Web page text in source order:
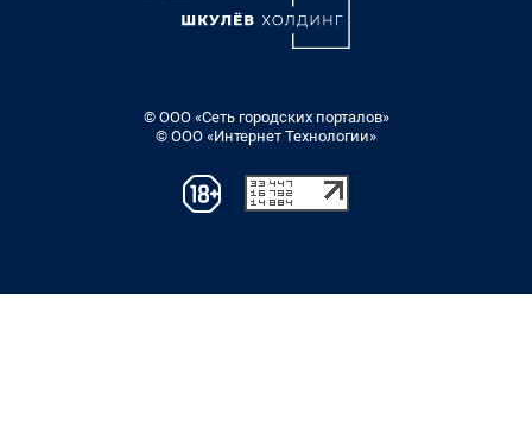
© ООО «Сеть городских порталов»
© ООО «Интернет Технологии»